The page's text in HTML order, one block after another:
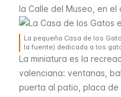
la Calle del Museo, en
La pequeña Casa de los
la fuente) dedicada a los
La miniatura es la
valenciana: ventanas,
puerta al patio, placa